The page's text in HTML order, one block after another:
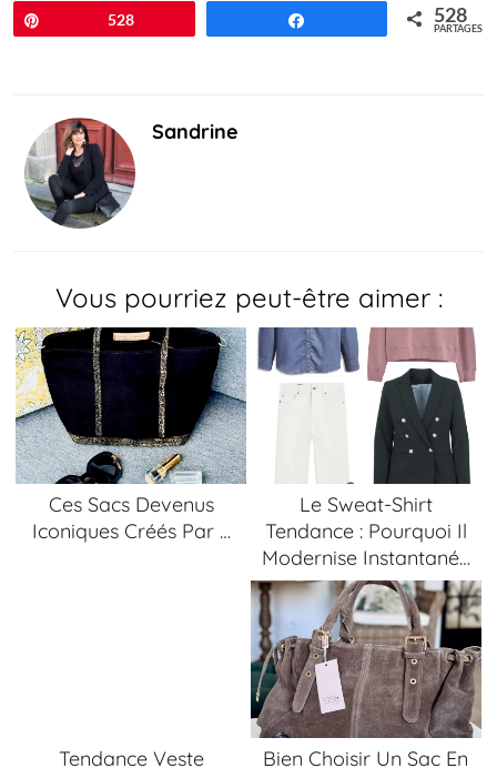
528 528
PARTAGES
Sandrine
Vous pourriez peut-être aimer :
Ces Sacs Devenus
Iconiques Créés Par …
Le Sweat-Shirt
Tendance : Pourquoi Il
Modernise Instantané…
Tendance Veste Bien Choisir Un Sac En